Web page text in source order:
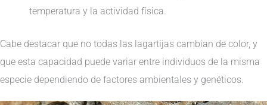
temperatura y la actividad física.
Cabe destacar que no todas las lagartijas cambian de color, y
que esta capacidad puede variar entre individuos de la misma
especie dependiendo de factores ambientales y genéticos.